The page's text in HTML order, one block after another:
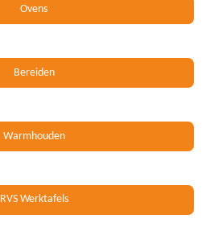
Ovens
Bereiden
Warmhouden
RVS Werktafels